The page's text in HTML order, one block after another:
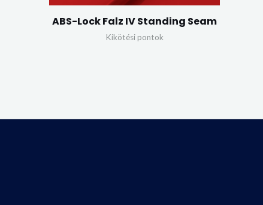
ABS-Lock Falz IV Standing Seam
Kikötési pontok